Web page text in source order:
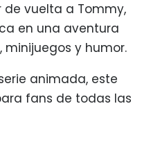
de vuelta a Tommy,
en una aventura
y humor.
animada, este
fans de todas las